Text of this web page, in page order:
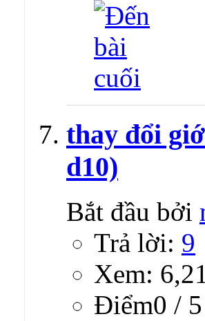
thay đổi
d10)
Bắt đầu bởi
Trả lời: 9
Xem:
Ðiểm0 / 5